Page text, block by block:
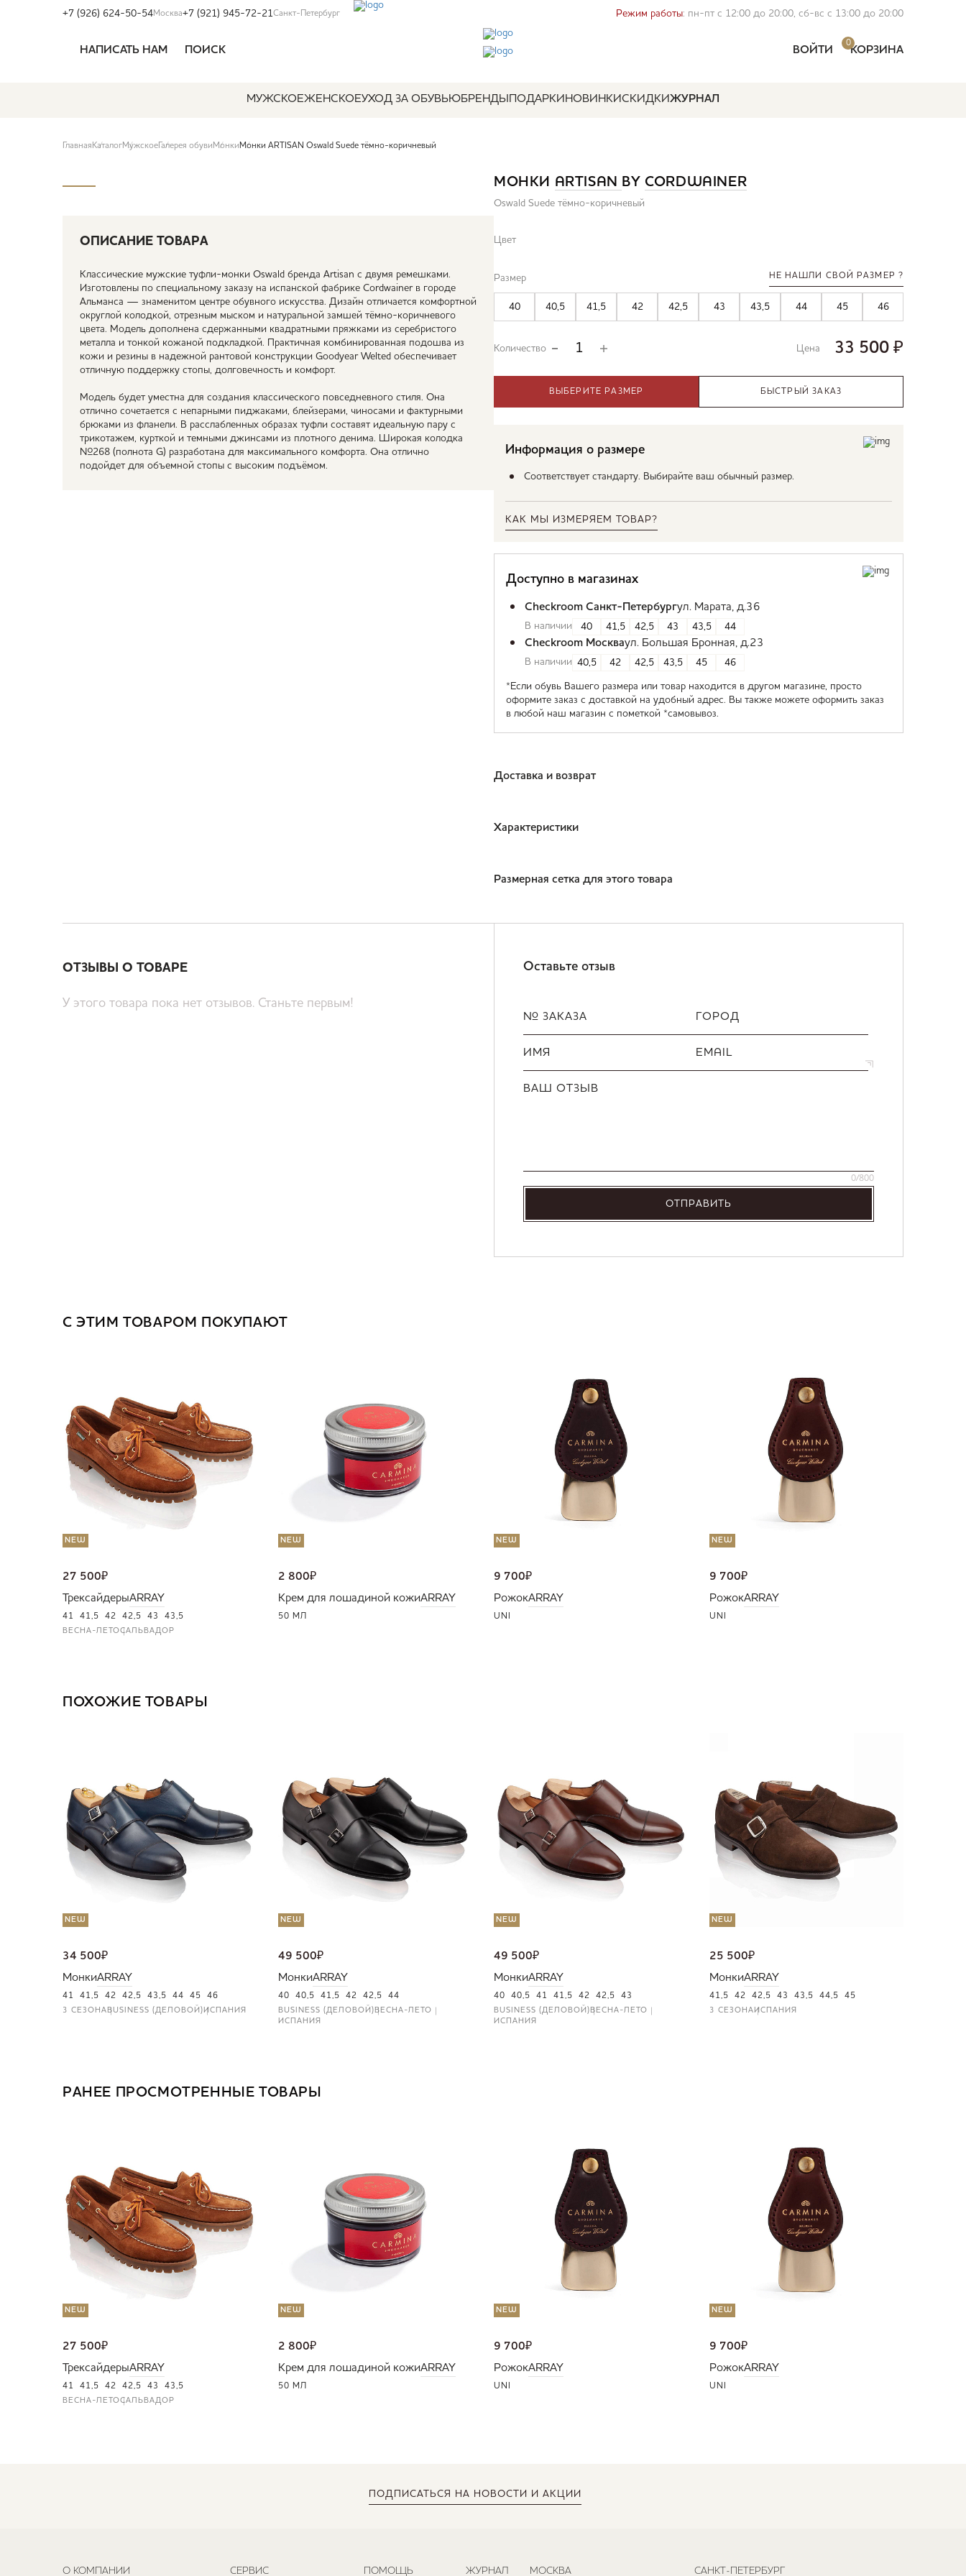
+7 (926) 624-50-54Москва+7 (921) 945-72-21Санкт-Петербург Режим работы: пн-пт с 12:00 до 20:00, сб-вс с 13:00 до 20:00
НАПИСАТЬ НАМ ПОИСК ВОЙТИ
0
КОРЗИНА
МУЖСКОЕЖЕНСКОЕУХОД ЗА ОБУВЬЮБРЕНДЫ ПОДАРКИ НОВИНКИСКИДКИЖУРНАЛ
Главная КаталогМужское Галерея обуви МонкиМонки ARTISAN Oswald Suede тёмно-коричневый
ОПИСАНИЕ ТОВАРА
Классические мужские туфли-монки Oswald бренда Artisan с двумя ремешками.
Изготовлены по специальному заказу на испанской фабрике Cordwainer в городе
Альманса — знаменитом центре обувного искусства. Дизайн отличается комфортной
округлой колодкой, отрезным мыском и натуральной замшей тёмно-коричневого
цвета. Модель дополнена сдержанными квадратными пряжками из серебристого
металла и тонкой кожаной подкладкой. Практичная комбинированная подошва из
кожи и резины в надежной рантовой конструкции Goodyear Welted обеспечивает
отличную поддержку стопы, долговечность и комфорт.
Модель будет уместна для создания классического повседневного стиля. Она
отлично сочетается с непарными пиджаками, блейзерами, чиносами и фактурными
брюками из фланели. В расслабленных образах туфли составят идеальную пару с
трикотажем, курткой и темными джинсами из плотного денима. Широкая колодка
№268 (полнота G) разработана для максимального комфорта. Она отлично
подойдет для объемной стопы с высоким подъёмом.
МОНКИ ARTISAN BY CORDWAINER
Oswald Suede тёмно-коричневый
Цвет
Размер НЕ НАШЛИ СВОЙ РАЗМЕР ?
40 40,5 41,5 42 42,5 43 43,5 44 45 46
Количество Цена 33 500 ₽
ВЫБЕРИТЕ РАЗМЕР БЫСТРЫЙ ЗАКАЗ
Информация о размере
Соответствует стандарту. Выбирайте ваш обычный размер.
КАК МЫ ИЗМЕРЯЕМ ТОВАР?
Доступно в магазинах
Checkroom Санкт-Петербургул. Марата, д.36
В наличии 40 41,5 42,5 43 43,5 44
Checkroom Москваул. Большая Бронная, д.23
В наличии 40,5 42 42,5 43,5 45 46
*Если обувь Вашего размера или товар находится в другом магазине, просто
оформите заказ с доставкой на удобный адрес. Вы также можете оформить заказ
в любой наш магазин с пометкой *самовывоз.
Доставка и возврат
Характеристики
Размерная сетка для этого товара
ОТЗЫВЫ О ТОВАРЕ
У этого товара пока нет отзывов. Станьте первым!
Оставьте отзыв
№ ЗАКАЗА ГОРОД
ИМЯ EMAIL
ВАШ ОТЗЫВ
0/800
ОТПРАВИТЬ
С ЭТИМ ТОВАРОМ ПОКУПАЮТ
NEW
27 500₽
ТрексайдерыARRAY
41 41,5 42 42,5 43 43,5
ВЕСНА-ЛЕТОСАЛЬВАДОР
NEW
2 800₽
Крем для лошадиной кожиARRAY
50 МЛ
NEW
9 700₽
РожокARRAY
UNI
NEW
9 700₽
РожокARRAY
UNI
ПОХОЖИЕ ТОВАРЫ
NEW
34 500₽
МонкиARRAY
41 41,5 42 42,5 43,5 44 45 46
3 СЕЗОНАBUSINESS (ДЕЛОВОЙ)ИСПАНИЯ
NEW
49 500₽
МонкиARRAY
40 40,5 41,5 42 42,5 44
BUSINESS (ДЕЛОВОЙ)ВЕСНА-ЛЕТО
ИСПАНИЯ
NEW
49 500₽
МонкиARRAY
40 40,5 41 41,5 42 42,5 43
BUSINESS (ДЕЛОВОЙ)ВЕСНА-ЛЕТО
ИСПАНИЯ
NEW
25 500₽
МонкиARRAY
41,5 42 42,5 43 43,5 44,5 45
3 СЕЗОНАИСПАНИЯ
РАНЕЕ ПРОСМОТРЕННЫЕ ТОВАРЫ
NEW
27 500₽
ТрексайдерыARRAY
41 41,5 42 42,5 43 43,5
ВЕСНА-ЛЕТОСАЛЬВАДОР
NEW
2 800₽
Крем для лошадиной кожиARRAY
50 МЛ
NEW
9 700₽
РожокARRAY
UNI
NEW
9 700₽
РожокARRAY
UNI
ПОДПИСАТЬСЯ НА НОВОСТИ И АКЦИИ
О КОМПАНИИ СЕРВИС ПОМОЩЬ ЖУРНАЛ МОСКВА САНКТ-ПЕТЕРБУРГ